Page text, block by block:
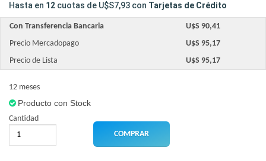
Hasta en 12 cuotas de U$S7,93 con Tarjetas de Crédito
Con Transferencia Bancaria
U$S 90,41
Precio Mercadopago
U$S 95,17
Precio de Lista
U$S 95,17
12 meses
Producto con Stock
Cantidad